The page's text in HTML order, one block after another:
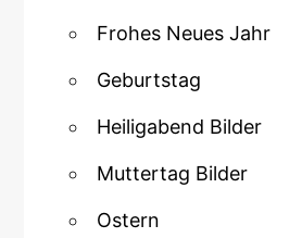
Frohes Neues Jahr
Geburtstag
Heiligabend Bilder
Muttertag Bilder
Ostern